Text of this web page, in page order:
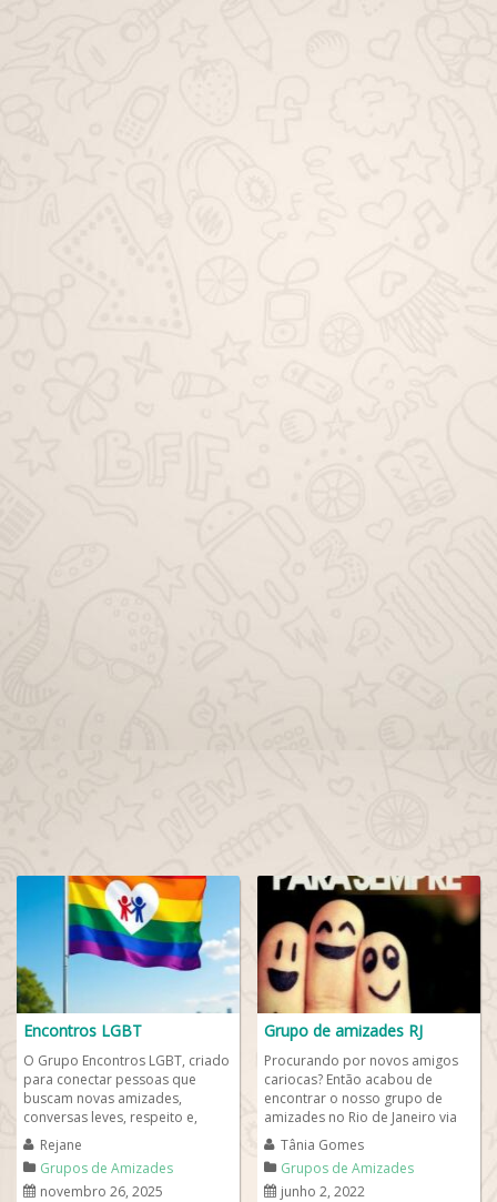
Encontros LGBT
O Grupo Encontros LGBT, criado
para conectar pessoas que
buscam novas amizades,
conversas leves, respeito e,
quem sabe, um relacionamento
especial. Nosso...
Rejane
Grupos de Amizades
novembro 26, 2025
Grupo de amizades RJ
Procurando por novos amigos
cariocas? Então acabou de
encontrar o nosso grupo de
amizades no Rio de Janeiro via
WhatsApp! Uau, aqui no nosso
grupo de WhatsApp...
Tânia Gomes
Grupos de Amizades
junho 2, 2022